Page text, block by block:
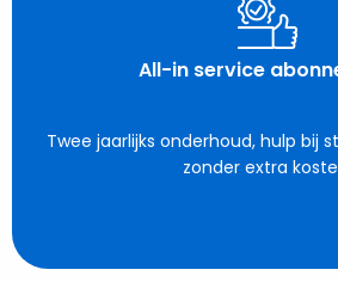
All-in service
Twee jaarlijks onderhoud, hulp bij
zonder extra